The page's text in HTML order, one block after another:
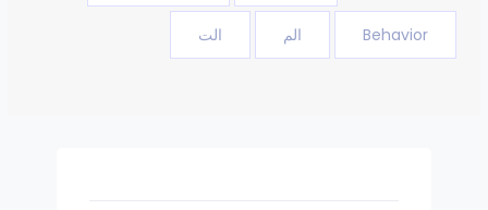
Behavior الم الت